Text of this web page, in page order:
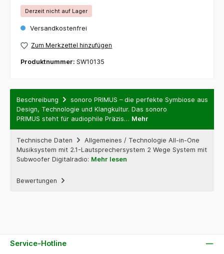
Derzeit nicht auf Lager
Versandkostenfrei
Zum Merkzettel hinzufügen
Produktnummer: SW10135
Beschreibung
sonoro PRIMUS – die perfekte Symbiose aus
Design, Technologie und Klangkultur. Das sonoro
PRIMUS steht für audiophile Präzis… Mehr
Technische Daten
Allgemeines / Technologie All-in-One
Musiksystem mit 2.1-Lautsprechersystem 2 Wege System mit
Subwoofer Digitalradio: Mehr lesen
Bewertungen
Service-Hotline